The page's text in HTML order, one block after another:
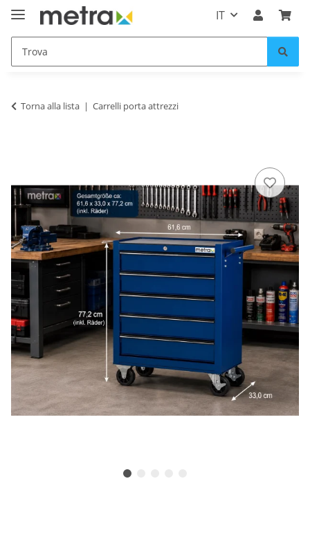
IT
Torna alla lista Carrelli porta attrezzi